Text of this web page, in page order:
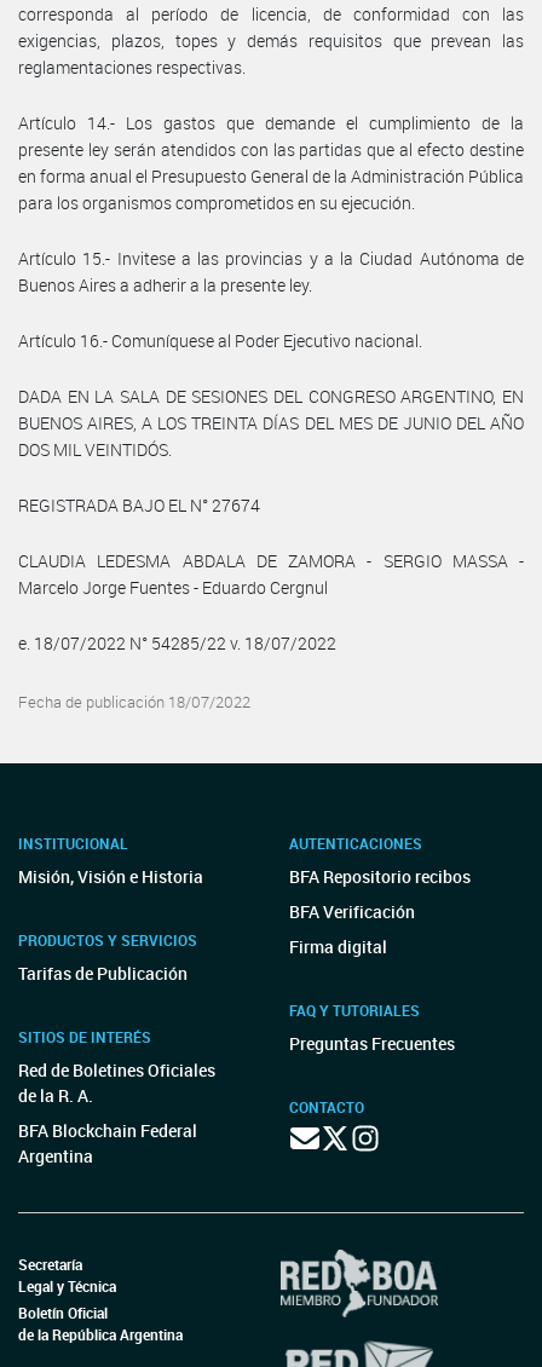
corresponda al período de licencia, de conformidad con las
exigencias, plazos, topes y demás requisitos que prevean las
reglamentaciones respectivas.
Artículo 14.- Los gastos que demande el cumplimiento de la
presente ley serán atendidos con las partidas que al efecto destine
en forma anual el Presupuesto General de la Administración Pública
para los organismos comprometidos en su ejecución.
Artículo 15.- Invitese a las provincias y a la Ciudad Autónoma de
Buenos Aires a adherir a la presente ley.
Artículo 16.- Comuníquese al Poder Ejecutivo nacional.
DADA EN LA SALA DE SESIONES DEL CONGRESO ARGENTINO, EN
BUENOS AIRES, A LOS TREINTA DÍAS DEL MES DE JUNIO DEL AÑO
DOS MIL VEINTIDÓS.
REGISTRADA BAJO EL N° 27674
CLAUDIA LEDESMA ABDALA DE ZAMORA - SERGIO MASSA -
Marcelo Jorge Fuentes - Eduardo Cergnul
e. 18/07/2022 N° 54285/22 v. 18/07/2022
Fecha de publicación 18/07/2022
INSTITUCIONAL
Misión, Visión e Historia
PRODUCTOS Y SERVICIOS
Tarifas de Publicación
SITIOS DE INTERÉS
Red de Boletines Oficiales
de la R. A.
BFA Blockchain Federal
Argentina
AUTENTICACIONES
BFA Repositorio recibos
BFA Verificación
Firma digital
FAQ Y TUTORIALES
Preguntas Frecuentes
CONTACTO
Secretaría
Legal y Técnica
Boletín Oficial
de la República Argentina